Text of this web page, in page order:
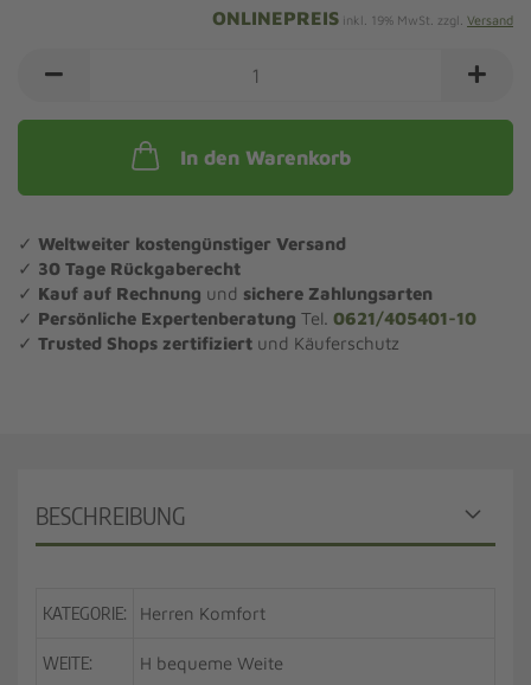
ONLINEPREIS inkl. 19% MwSt. zzgl. Versand
In den Warenkorb
✓ Weltweiter kostengünstiger Versand
✓ 30 Tage Rückgaberecht
✓ Kauf auf Rechnung und sichere Zahlungsarten
✓ Persönliche Expertenberatung Tel. 0621/405401-10
✓ Trusted Shops zertifiziert und Käuferschutz
BESCHREIBUNG
KATEGORIE: Herren Komfort
WEITE: H bequeme Weite